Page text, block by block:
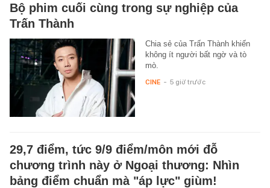
Bộ phim cuối cùng trong sự nghiệp của
Trấn Thành
Chia sẻ của Trấn Thành khiến
không ít người bất ngờ và tò
mò.
CINE - 5 giờ trước
29,7 điểm, tức 9/9 điểm/môn mới đỗ
chương trình này ở Ngoại thương: Nhìn
bảng điểm chuẩn mà "áp lực" giùm!